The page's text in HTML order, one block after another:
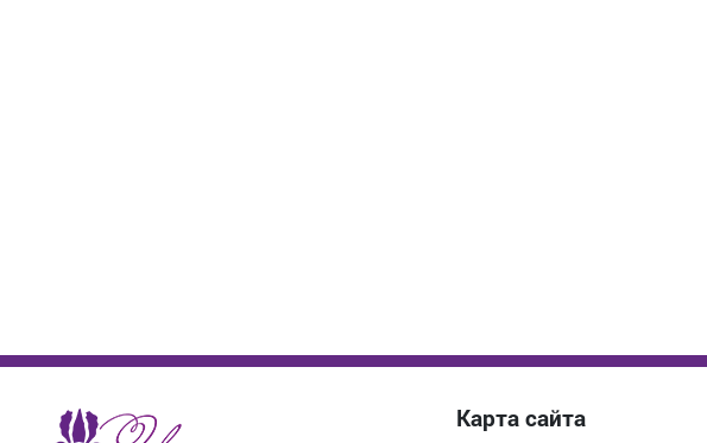
Карта сайта